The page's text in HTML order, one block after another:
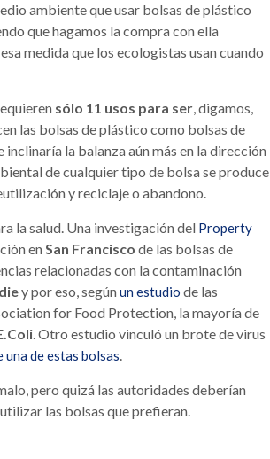
ambiente que usar bolsas de plástico
que hagamos la compra con ella
medida que los ecologistas usan cuando
sólo 11 usos para ser, digamos,
las bolsas de plástico como bolsas de
la balanza aún más en la dirección
de cualquier tipo de bolsa se produce
y reciclaje o abandono.
la salud. Una investigación del Property
enSan Francisco de las bolsas de
relacionadas con la contaminación
y por eso, segúnun estudio de las
for Food Protection, la mayoría de
. Otro estudio vinculó un brote de virus
una de estas bolsas.
pero quizá las autoridades deberían
las bolsas que prefieran.